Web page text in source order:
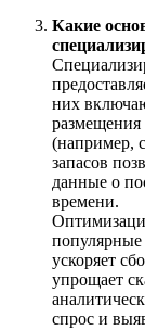
Какие
них
размещения
(например,
запасов
данные о
времени.
популярные
ускоряет
упрощает
спрос и